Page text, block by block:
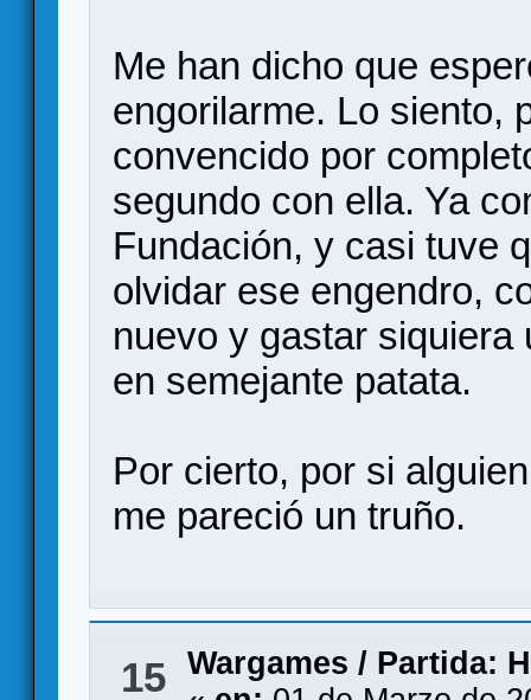
Me han dicho que
engorilarme. Lo siento,
convencido por
segundo con ella. Ya
Fundación, y casi tuve
olvidar ese engendro,
nuevo y gastar
en semejante patata.
Por cierto, por si
me pareció un truño.
15 Wargames / Partida: